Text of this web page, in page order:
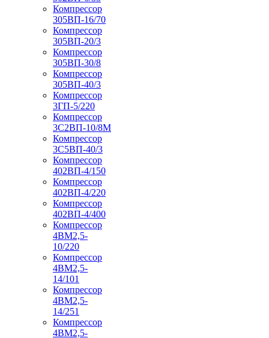
Компрессор
305ВП-16/70
Компрессор
305ВП-20/3
Компрессор
305ВП-30/8
Компрессор
305ВП-40/3
Компрессор
3ГП-5/220
Компрессор
3С2ВП-10/8М
Компрессор
3С5ВП-40/3
Компрессор
402ВП-4/150
Компрессор
402ВП-4/220
Компрессор
402ВП-4/400
Компрессор
4ВМ2,5-
10/220
Компрессор
4ВМ2,5-
14/101
Компрессор
4ВМ2,5-
14/251
Компрессор
4ВМ2,5-